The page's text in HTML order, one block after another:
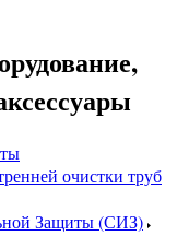
очистки труб
Защиты (СИЗ)